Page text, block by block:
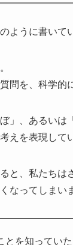
ように書いて
問を、科学的
」、あるい
えを表現して
と、私たちは
なってしまい
とを知っていた